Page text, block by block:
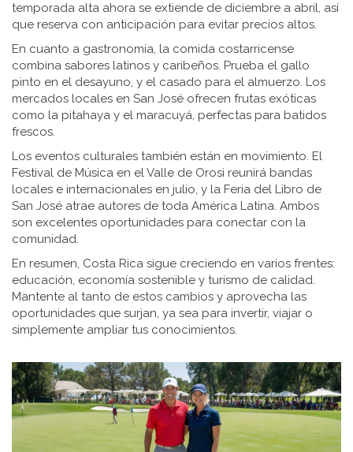
temporada alta ahora se extiende de diciembre a abril, así
que reserva con anticipación para evitar precios altos.
En cuanto a gastronomía, la comida costarricense
combina sabores latinos y caribeños. Prueba el gallo
pinto en el desayuno, y el casado para el almuerzo. Los
mercados locales en San José ofrecen frutas exóticas
como la pitahaya y el maracuyá, perfectas para batidos
frescos.
Los eventos culturales también están en movimiento. El
Festival de Música en el Valle de Orosi reunirá bandas
locales e internacionales en julio, y la Feria del Libro de
San José atrae autores de toda América Latina. Ambos
son excelentes oportunidades para conectar con la
comunidad.
En resumen, Costa Rica sigue creciendo en varios frentes:
educación, economía sostenible y turismo de calidad.
Mantente al tanto de estos cambios y aprovecha las
oportunidades que surjan, ya sea para invertir, viajar o
simplemente ampliar tus conocimientos.